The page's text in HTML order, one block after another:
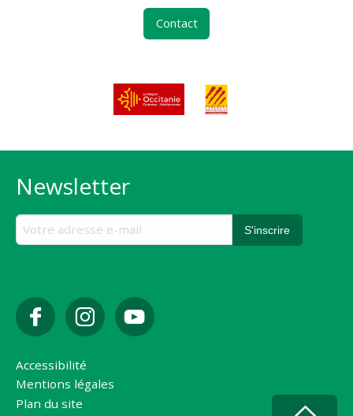
Contact
Newsletter
Accessibilité
Mentions légales
Plan du site